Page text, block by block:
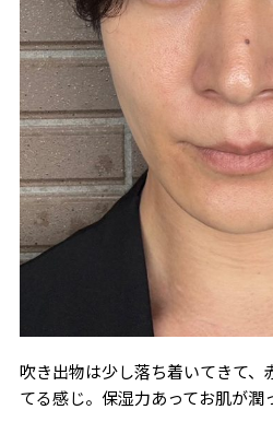
吹き出物は少し落ち着いてきて、
てる感じ。保湿力あってお肌が潤